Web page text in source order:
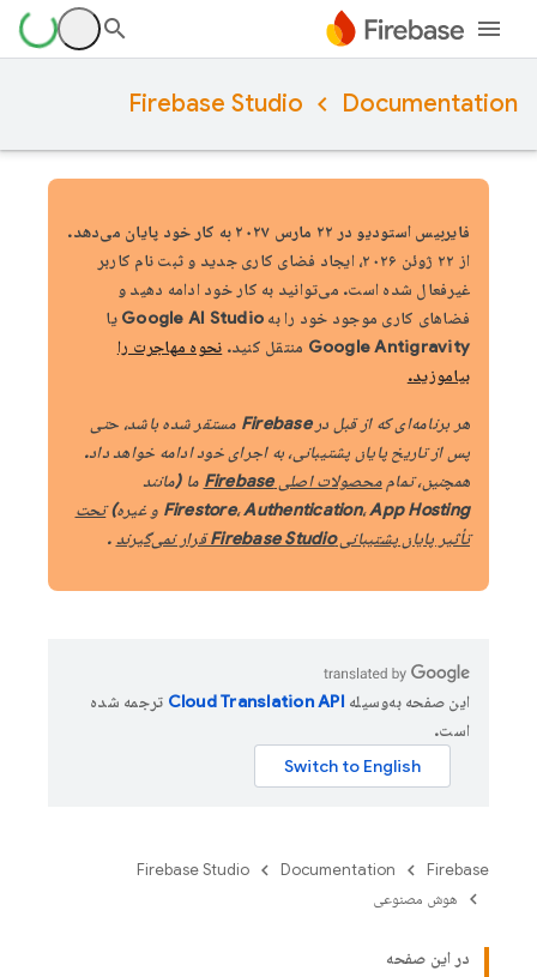
Documentation
Firebase Studio
فایربیس استودیو در ۲۲ مارس ۲۰۲۷ به کار خود پایان می‌دهد.
از ۲۲ ژوئن ۲۰۲۶، ایجاد فضای کاری جدید و ثبت نام کاربر
غیرفعال شده است. می‌توانید به کار خود ادامه دهید و
فضاهای کاری موجود خود را به Google AI Studio یا
Google Antigravity منتقل کنید.
نحوه مهاجرت را
بیاموزید.
هر برنامه‌ای که از قبل در Firebase مستقر شده باشد، حتی
پس از تاریخ پایان پشتیبانی، به اجرای خود ادامه خواهد داد.
همچنین، تماممحصولات اصلی Firebase
ما (مانند
Firestore، Authentication، App Hosting و غیره)
تحت
تأثیر پایان پشتیبانی Firebase Studio قرار نمی‌گیرند
.
این صفحه به‌وسیله
ترجمه شده
است.
Firebase
Documentation
Firebase Studio
هوش مصنوعی
در این صفحه